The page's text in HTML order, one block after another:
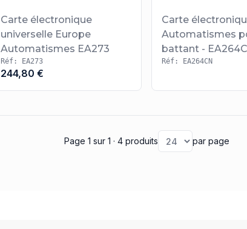
Carte électronique
universelle Europe
Automatismes EA273
Réf: EA273
244,80 €
Carte
Automatismes
battant -
Réf: EA264CN
Page 1 sur 1 · 4 produits par page